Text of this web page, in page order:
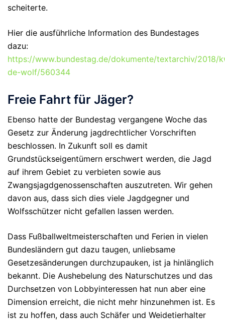
scheiterte.
Hier die ausführliche Information des Bundestages
dazu:
https://www.bundestag.de/dokumente/textarchiv/2018/
de-wolf/560344
Freie Fahrt für Jäger?
Ebenso hatte der Bundestag vergangene Woche das
Gesetz zur Änderung jagdrechtlicher Vorschriften
beschlossen. In Zukunft soll es damit
Grundstückseigentümern erschwert werden, die Jagd
auf ihrem Gebiet zu verbieten sowie aus
Zwangsjagdgenossenschaften auszutreten. Wir gehen
davon aus, dass sich dies viele Jagdgegner und
Wolfsschützer nicht gefallen lassen werden.
Dass Fußballweltmeisterschaften und Ferien in vielen
Bundesländern gut dazu taugen, unliebsame
Gesetzesänderungen durchzupauken, ist ja hinlänglich
bekannt. Die Aushebelung des Naturschutzes und das
Durchsetzen von Lobbyinteressen hat nun aber eine
Dimension erreicht, die nicht mehr hinzunehmen ist. Es
ist zu hoffen, dass auch Schäfer und Weidetierhalter